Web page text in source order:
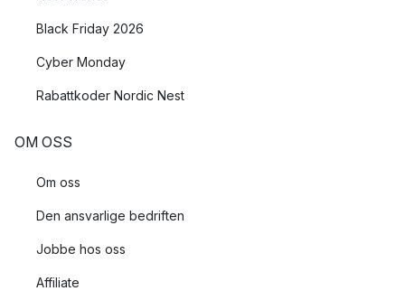
Black Friday 2026
Cyber Monday
Rabattkoder Nordic Nest
OM OSS
Om oss
Den ansvarlige bedriften
Jobbe hos oss
Affiliate